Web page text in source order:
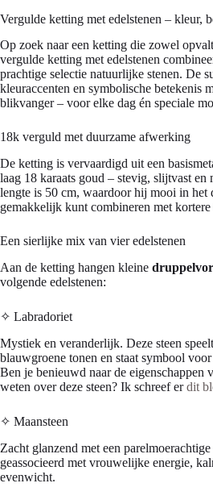
Vergulde ketting met edelstenen – kleur,
Op zoek naar een ketting die zowel
vergulde ketting met edelstenen
prachtige selectie natuurlijke stenen. De
kleuraccenten en symbolische betekenis
blikvanger – voor elke dag én speciale
18k verguld met duurzame afwerking
De ketting is vervaardigd uit een
laag 18 karaats goud – stevig, slijtvast
lengte is 50 cm, waardoor hij mooi in het
gemakkelijk kunt combineren met
Een sierlijke mix van vier edelstenen
Aan de ketting hangen kleine
volgende edelstenen:
✧ Labradoriet
Mystiek en veranderlijk. Deze steen
blauwgroene tonen en staat symbool
Ben je benieuwd naar de eigenschappen
weten over deze steen? Ik schreef erdit
✧ Maansteen
Zacht glanzend met een
geassocieerd met vrouwelijke energie,
evenwicht.